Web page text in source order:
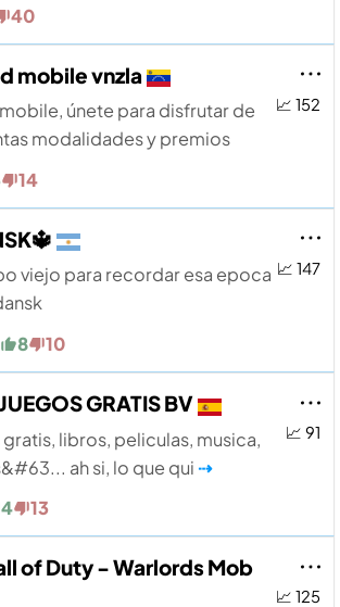
40
📈 152
mobile vnzla
únete para disfrutar de
modalidades y premios
14
📈 147
viejo para recordar esa epoca
8 10
📈 91
GRATIS BV
libros, peliculas, musica,
ah si, lo que qui ⇢
13
📈 125
of Duty - Warlords Mob